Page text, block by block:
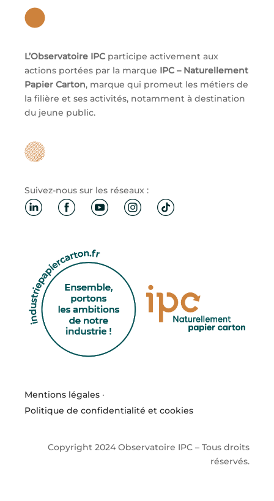
L’Observatoire IPC participe activement aux
actions portées par la marque IPC – Naturellement
Papier Carton, marque qui promeut les métiers de
la filière et ses activités, notamment à destination
du jeune public.
Suivez-nous sur les réseaux :
Mentions légales ·
Politique de confidentialité et cookies
Copyright 2024 Observatoire IPC – Tous droits
réservés.